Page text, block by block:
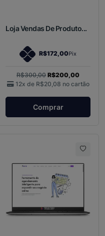
Loja Vendas De Produto...
R$172,00Pix
R$300,00 R$200,00
12x de R$20,08 no cartão
Comprar